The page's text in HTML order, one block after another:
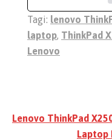
Tagi: lenovo
laptop, ThinkPad
Lenovo
Nawigacja
Lenovo ThinkPad
Laptop